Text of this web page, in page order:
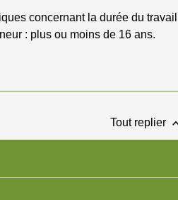
concernant la durée du
: plus ou moins de 16 ans.
Tout replier